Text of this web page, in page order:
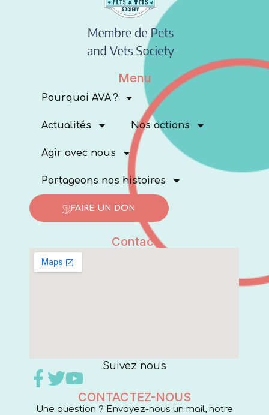
Menu
Pourquoi AVA ?
Actualités Nos actions
Agir avec nous
Partageons nos histoires
FAIRE UN DON
Contact
Suivez nous
CONTACTEZ-NOUS
Une question ? Envoyez-nous un mail, notre